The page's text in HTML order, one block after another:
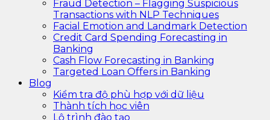
Fraud Detection – Flagging Suspicious
Transactions with NLP Techniques
Facial Emotion and Landmark Detection
Credit Card Spending Forecasting in
Banking
Cash Flow Forecasting in Banking
Targeted Loan Offers in Banking
Blog
Kiểm tra độ phù hợp với dữ liệu
Thành tích học viên
Lộ trình đào tạo